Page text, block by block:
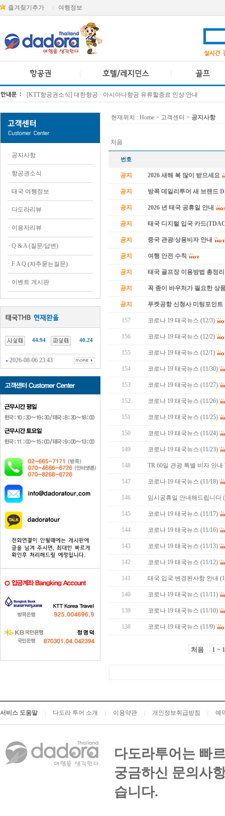
즐겨찾기추가 여행정보
[KTT항공권소식] 대한항공 · 아시아나항공 유류할증료 인상 안내
· 공지사항
· 항공권소식
· 태국 여행정보
· 다도라리뷰
· 이용자리뷰
· Q & A (질문/답변)
· F A Q (자주묻는질문)
· 이벤트 게시판
44.94 40.24
2026-08-06 23:43
현재위치 : Home > 고객센터 > 공지사항
처음
번호
공지 2026 새해 복 많이 받으세요
공지 방콕 데일리투어 새 브랜드
공지 2026 년 태국 공휴일 안내
공지 태국 디지털 입국 카드
공지 중국 관광/상용비자 안내
공지 여행 안전 수칙
공지 태국 골프장 이용방법 총정리
공지 꼭 종이 바우처가 필요한 상
공지 푸켓공항 신청사 미팅포인트
157 코로나 19 태국뉴스 (12/3)
156 코로나 19 태국뉴스 (12/2)
155 코로나 19 태국뉴스 (12/1)
154 코로나 19 태국뉴스 (11/30)
153 코로나 19 태국뉴스 (11/27)
152 코로나 19 태국뉴스 (11/26)
151 코로나 19 태국뉴스 (11/25)
150 코로나 19 태국뉴스 (11/24)
149 코로나 19 태국뉴스 (11/23)
148 TR 60일 관광 특별 비자 안내
147 코로나 19 태국뉴스 (11/18)
146 임시공휴일 안내해드립니다
145 코로나 19 태국뉴스 (11/17)
144 코로나 19 태국뉴스 (11/16)
143 코로나 19 태국뉴스 (11/13)
142 코로나 19 태국뉴스 (11/12)
141 태국 입국 변경된사항 안내
140 코로나 19 태국뉴스 (11/11)
139 코로나 19 태국뉴스 (11/10)
138 코로나 19 태국뉴스 (11/9)
처음 1 ~
서비스 도움말 다도라 투어 소개 이용약관 개인정보취급방침 예
다도라투어는 빠
궁금하신 문의사
습니다.